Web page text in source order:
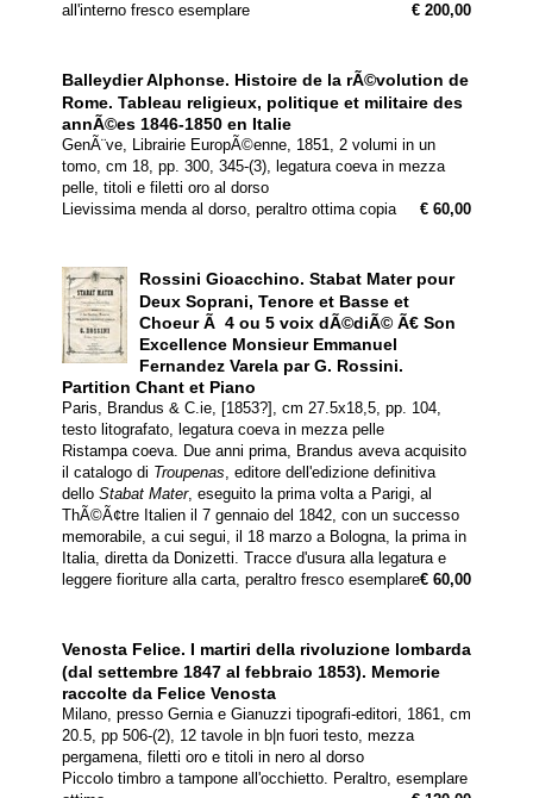
all'interno fresco esemplare
€ 200,00
Balleydier Alphonse. Histoire de la rÃ©volution de
Rome. Tableau religieux, politique et militaire des
annÃ©es 1846-1850 en Italie
GenÃ¨ve, Librairie EuropÃ©enne, 1851, 2 volumi in un
tomo, cm 18, pp. 300, 345-(3), legatura coeva in mezza
pelle, titoli e filetti oro al dorso
Lievissima menda al dorso, peraltro ottima copia
€ 60,00
Rossini Gioacchino. Stabat Mater pour
Deux Soprani, Tenore et Basse et
Choeur Ã 4 ou 5 voix dÃ©diÃ© Ã€ Son
Excellence Monsieur Emmanuel
Fernandez Varela par G. Rossini.
Partition Chant et Piano
Paris, Brandus & C.ie, [1853?], cm 27.5x18,5, pp. 104,
testo litografato, legatura coeva in mezza pelle
Ristampa coeva. Due anni prima, Brandus aveva acquisito
il catalogo di Troupenas, editore dell'edizione definitiva
dello Stabat Mater, eseguito la prima volta a Parigi, al
ThÃ©Ã¢tre Italien il 7 gennaio del 1842, con un successo
memorabile, a cui segui, il 18 marzo a Bologna, la prima in
Italia, diretta da Donizetti. Tracce d'usura alla legatura e
leggere fioriture alla carta, peraltro fresco esemplare€ 60,00
Venosta Felice. I martiri della rivoluzione lombarda
(dal settembre 1847 al febbraio 1853). Memorie
raccolte da Felice Venosta
Milano, presso Gernia e Gianuzzi tipografi-editori, 1861, cm
20.5, pp 506-(2), 12 tavole in b|n fuori testo, mezza
pergamena, filetti oro e titoli in nero al dorso
Piccolo timbro a tampone all'occhietto. Peraltro, esemplare